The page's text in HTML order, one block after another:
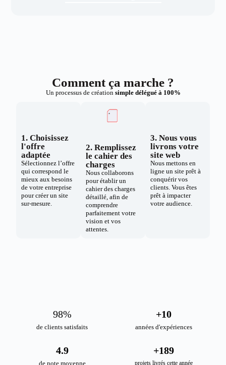
Comment ça marche ?
Un processus de création simple délégué à 100%
1. Choisissez
l'offre
adaptée
Sélectionnez l’offre
qui correspond le
mieux aux besoins
de votre entreprise
pour créer un site
sur-mesure.
2. Remplissez
le cahier des
charges
Nous collaborons
pour établir un
cahier des charges
détaillé, afin de
comprendre
parfaitement votre
vision et vos
attentes.
3. Nous vous
livrons votre
site web
Nous mettons en
ligne un site prêt à
conquérir vos
clients. Vous êtes
prêt à impacter
votre audience.
de clients satisfaits
98%
années d'expériences
+10
de note moyenne
4.9
projets livrés cette année
+189